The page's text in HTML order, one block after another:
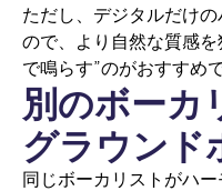
ただし、デジタルだけ
ので、より自然な質感
で鳴らす”のがおすすめで
別のボーカ
グラウンド
同じボーカリストがハ